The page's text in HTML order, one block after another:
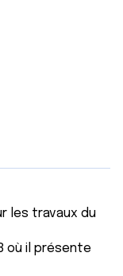
les travaux du
où il présente